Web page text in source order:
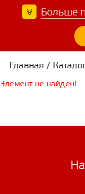
Больше
Главная /
Элемент не найден!